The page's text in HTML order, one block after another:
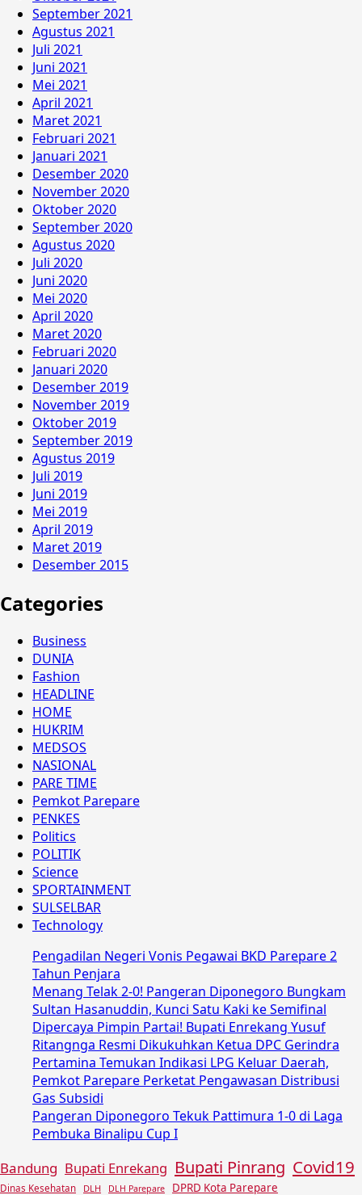
September 2021
Agustus 2021
Juli 2021
Juni 2021
Mei 2021
April 2021
Maret 2021
Februari 2021
Januari 2021
Desember 2020
November 2020
Oktober 2020
September 2020
Agustus 2020
Juli 2020
Juni 2020
Mei 2020
April 2020
Maret 2020
Februari 2020
Januari 2020
Desember 2019
November 2019
Oktober 2019
September 2019
Agustus 2019
Juli 2019
Juni 2019
Mei 2019
April 2019
Maret 2019
Desember 2015
Categories
Business
DUNIA
Fashion
HEADLINE
HOME
HUKRIM
MEDSOS
NASIONAL
PARE TIME
Pemkot Parepare
PENKES
Politics
POLITIK
Science
SPORTAINMENT
SULSELBAR
Technology
Pengadilan Negeri Vonis Pegawai BKD Parepare 2
Tahun Penjara
Menang Telak 2-0! Pangeran Diponegoro Bungkam
Sultan Hasanuddin, Kunci Satu Kaki ke Semifinal
Dipercaya Pimpin Partai! Bupati Enrekang Yusuf
Ritangnga Resmi Dikukuhkan Ketua DPC Gerindra
Pertamina Temukan Indikasi LPG Keluar Daerah,
Pemkot Parepare Perketat Pengawasan Distribusi
Gas Subsidi
Pangeran Diponegoro Tekuk Pattimura 1-0 di Laga
Pembuka Binalipu Cup I
Bandung Bupati Enrekang Bupati Pinrang Covid19
Dinas Kesehatan DLH DLH Parepare DPRD Kota Parepare